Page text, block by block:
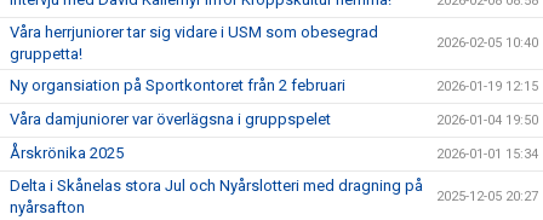
Våra herrjuniorer tar sig vidare i USM som obesegrad
gruppetta!
2026-02-05 10:40
Ny organsiation på Sportkontoret från 2 februari 2026-01-19 12:15
Våra damjuniorer var överlägsna i gruppspelet 2026-01-04 19:50
Årskrönika 2025 2026-01-01 15:34
Delta i Skånelas stora Jul och Nyårslotteri med dragning på
nyårsafton
2025-12-05 20:27